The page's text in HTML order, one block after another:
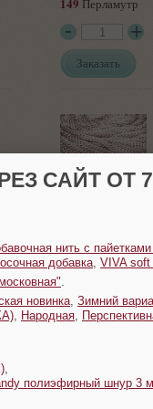
Перламутр
Заказать
САЙТ ОТ
нить с
добавка VIVA
новинка Зимний
Народная
полиэфирный шнур 3